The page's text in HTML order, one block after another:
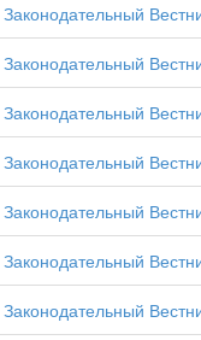
Законодательный